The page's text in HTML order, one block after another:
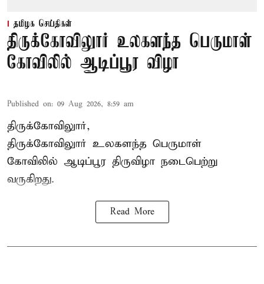
தமிழக செய்திகள்
திருக்கோவிலுார் உலகளந்த பெருமாள்
கோவிலில் ஆடிப்பூர விழா
Published on: 09 Aug 2026, 8:59 am
திருக்கோவிலுார்,
திருக்கோவிலுார் உலகளந்த பெருமாள்
கோவிலில் ஆடிப்பூர திருவிழா நடைபெற்று
வருகிறது.
Read More